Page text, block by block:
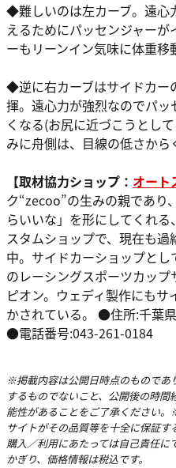
◆難しいのは左カーブ。遠心
えるためにパッセンジャー
ーもリーンイン気味に体重移
◆逆に右カーブはサイドカー
揮。遠心力が強烈なのでパ
くなる(お尻に近づこうとし
みに舟側は、目線の低さか
【取材協力ショップ： オート
ク“zecoo”の生みの親であり
らいいな」を形にしてくれ
スタムショップで、現在も
中。サイドカーショップとし
のレーシングスポーツカッ
ピオン。ウェディ製作にも
かされている。 ●住所:千葉
●電話番号:043-261-0184
※掲載内容は公開日時点のものであ
するものでないこと、公開後の時
能性があることをご了承ください
サイトがその品質等を十全に保証
購入／利用にあたっては自己責任
かぎり、価格情報は税込です。